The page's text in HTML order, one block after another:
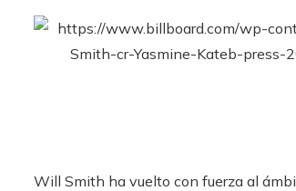
Will Smith ha vuelto con fuerza al